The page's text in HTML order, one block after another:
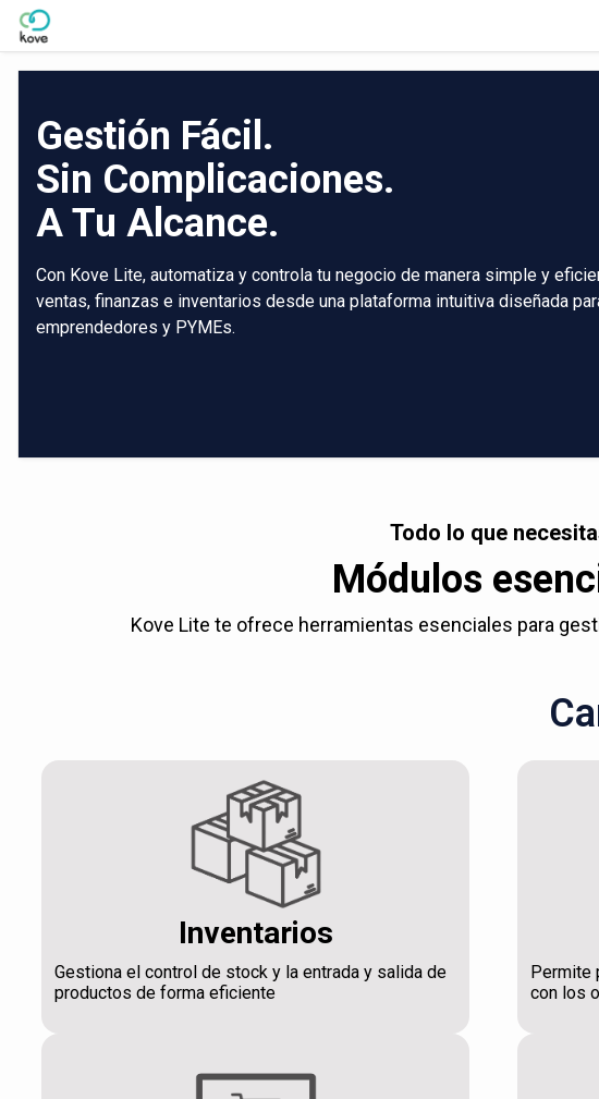
Skip to Main Content
Gestión Fácil.
Sin Complicaciones.
A Tu Alcance.
Con Kove Lite, automatiza y controla tu negocio de manera simple y
ventas, finanzas e inventarios desde una plataforma intuitiva diseñada
emprendedores y PYMEs.
Todo lo que
Módulos
Kove Lite te ofrece herramientas esenciales para
Inventarios
Gestiona el control de stock y la entrada y salida de
productos de forma eficiente
Permite
con los